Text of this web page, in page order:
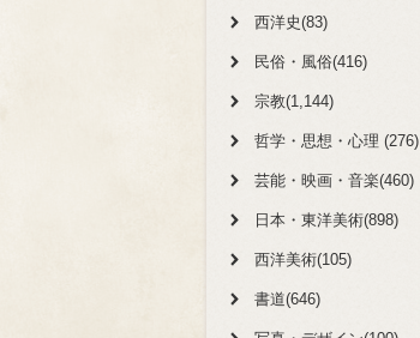
西洋史(83)
民俗・風俗(416)
宗教(1,144)
哲学・思想・心理 (276)
芸能・映画・音楽(460)
日本・東洋美術(898)
西洋美術(105)
書道(646)